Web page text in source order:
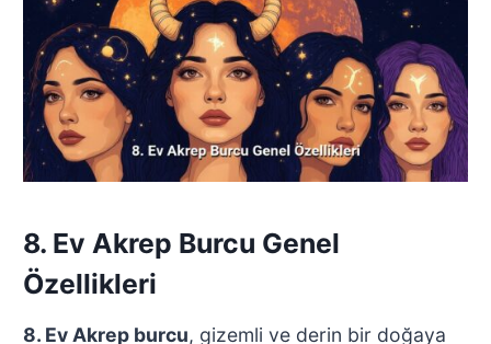
8. Ev Akrep Burcu Genel
Özellikleri
8. Ev Akrep burcu, gizemli ve derin bir doğaya